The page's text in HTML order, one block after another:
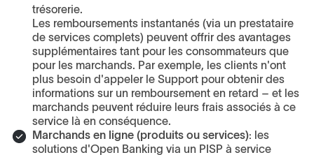
trésorerie.
Les remboursements instantanés (via un prestataire
de services complets) peuvent offrir des avantages
supplémentaires tant pour les consommateurs que
pour les marchands. Par exemple, les clients n'ont
plus besoin d'appeler le Support pour obtenir des
informations sur un remboursement en retard – et les
marchands peuvent réduire leurs frais associés à ce
service là en conséquence.
Marchands en ligne (produits ou services): les
solutions d'Open Banking via un PISP à service